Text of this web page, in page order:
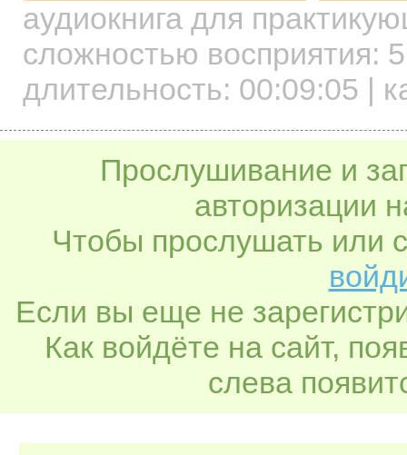
аудиокнига для
сложностью восприятия: 5
длительность: 00:09:05 |
Прослушивание и
авторизации
Чтобы прослушать или
Если вы еще не
Как войдёте на сайт,
слева